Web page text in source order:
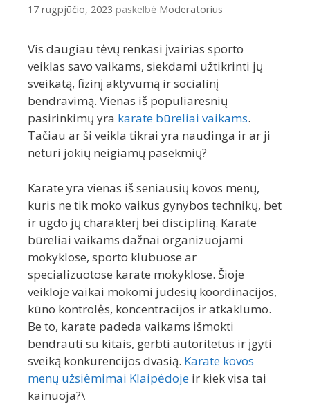
17 rugpjūčio, 2023 paskelbė Moderatorius
Vis daugiau tėvų renkasi įvairias sporto
veiklas savo vaikams, siekdami užtikrinti jų
sveikatą, fizinį aktyvumą ir socialinį
bendravimą. Vienas iš populiaresnių
pasirinkimų yra karate būreliai vaikams.
Tačiau ar ši veikla tikrai yra naudinga ir ar ji
neturi jokių neigiamų pasekmių?
Karate yra vienas iš seniausių kovos menų,
kuris ne tik moko vaikus gynybos technikų, bet
ir ugdo jų charakterį bei discipliną. Karate
būreliai vaikams dažnai organizuojami
mokyklose, sporto klubuose ar
specializuotose karate mokyklose. Šioje
veikloje vaikai mokomi judesių koordinacijos,
kūno kontrolės, koncentracijos ir atkaklumo.
Be to, karate padeda vaikams išmokti
bendrauti su kitais, gerbti autoritetus ir įgyti
sveiką konkurencijos dvasią. Karate kovos
menų užsiėmimai Klaipėdoje ir kiek visa tai
kainuoja?\